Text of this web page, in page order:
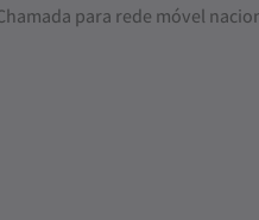
para rede móvel